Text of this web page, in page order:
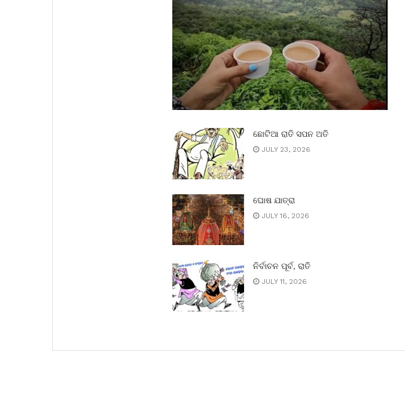
ଛୋଟିଆ ରାତି ସପନ ଅତି
JULY 23, 2026
ଘୋଷ ଯାତ୍ରା
JULY 16, 2026
ନିର୍ବାଚନ ପୂର୍ବ, ରାତି
JULY 11, 2026